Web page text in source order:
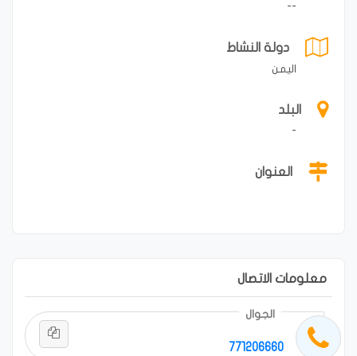
--
دولة النشاط
اليمن
البلد
-
العنوان
معلومات الاتصال
771206660
الجوال